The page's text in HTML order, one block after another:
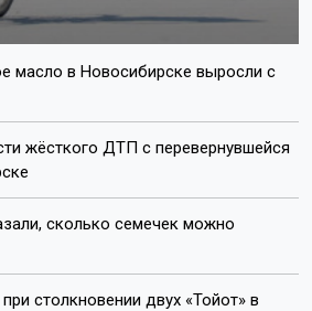
масло в Новосибирске выросли с
жёсткого ДТП с перевернувшейся
сколько семечек можно
столкновении двух «Тойот» в